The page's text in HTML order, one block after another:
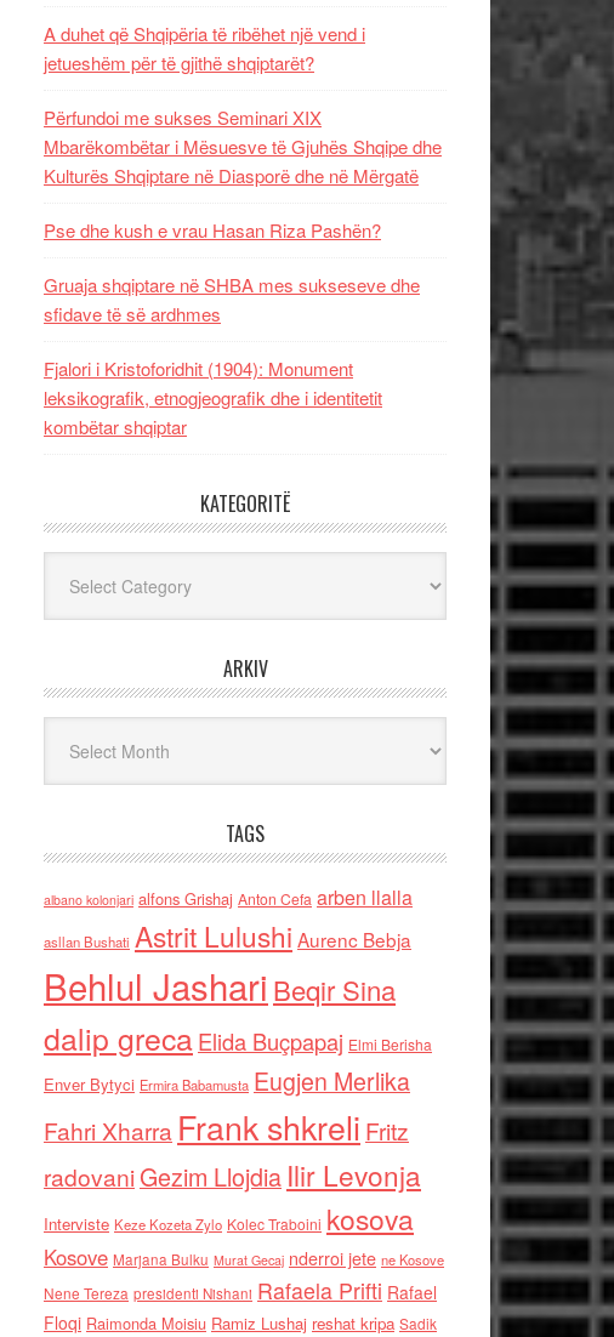
A duhet që Shqipëria të ribëhet një vend i
jetueshëm për të gjithë shqiptarët?
Përfundoi me sukses Seminari XIX
Mbarëkombëtar i Mësuesve të Gjuhës Shqipe dhe
Kulturës Shqiptare në Diasporë dhe në Mërgatë
Pse dhe kush e vrau Hasan Riza Pashën?
Gruaja shqiptare në SHBA mes sukseseve dhe
sfidave të së ardhmes
Fjalori i Kristoforidhit (1904): Monument
leksikografik, etnogjeografik dhe i identitetit
kombëtar shqiptar
KATEGORITË
ARKIV
TAGS
albano kolonjari alfons Grishaj Anton Cefa arben llalla
asllan Bushati Astrit Lulushi Aurenc Bebja
Behlul Jashari Beqir Sina
dalip grecaElida Buçpapaj Elmi Berisha
Enver Bytyci Ermira Babamusta Eugjen Merlika
Fahri Xharra Frank shkreli Fritz
radovaniGezim Llojdia Ilir Levonja
Interviste Keze Kozeta Zylo Kolec Traboini kosova
Kosove Marjana Bulku Murat Gecaj nderroi jete ne Kosove
Nene Tereza presidenti Nishani Rafaela Prifti Rafael
Floqi Raimonda Moisiu Ramiz Lushaj reshat kripa Sadik